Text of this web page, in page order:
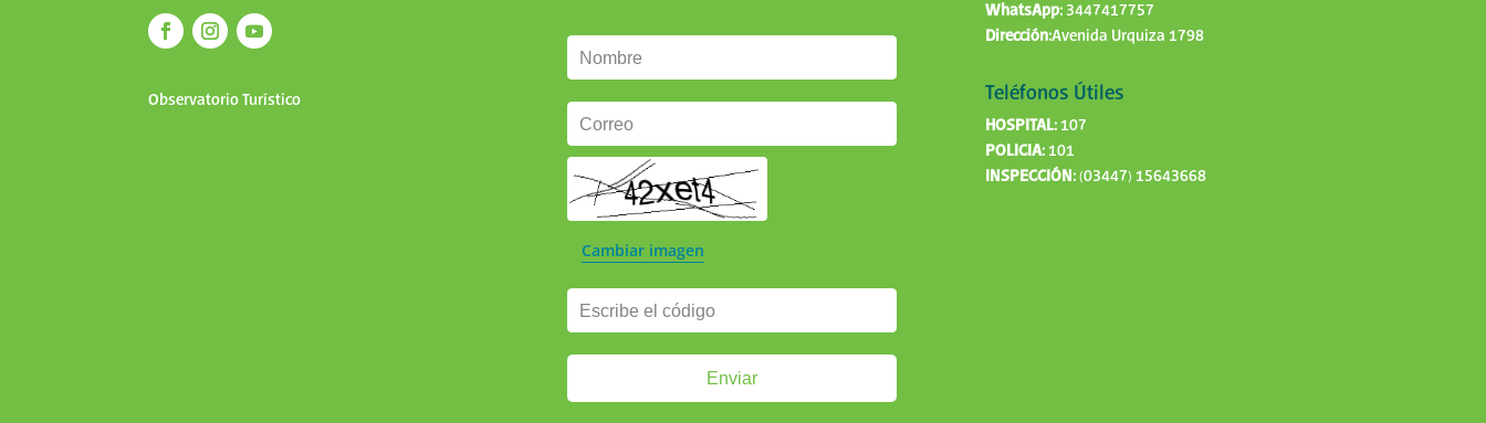
Observatorio Turístico
Nombre
Correo
Cambiar imagen
Escribe el código
WhatsApp:3447417757
Dirección:Avenida Urquiza 1798
Teléfonos Útiles
HOSPITAL:107
POLICIA:101
INSPECCIÓN:(03447) 15643668